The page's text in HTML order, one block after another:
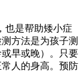
是帮助矮小症
方法是为孩子测
早或晚）。只要
人的身高。预防